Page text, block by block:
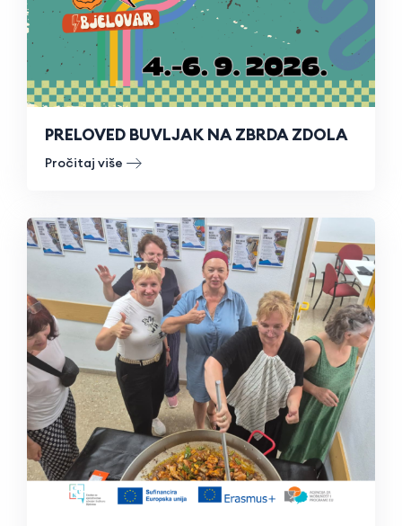
PRELOVED BUVLJAK NA ZBRDA ZDOLA
Pročitaj više